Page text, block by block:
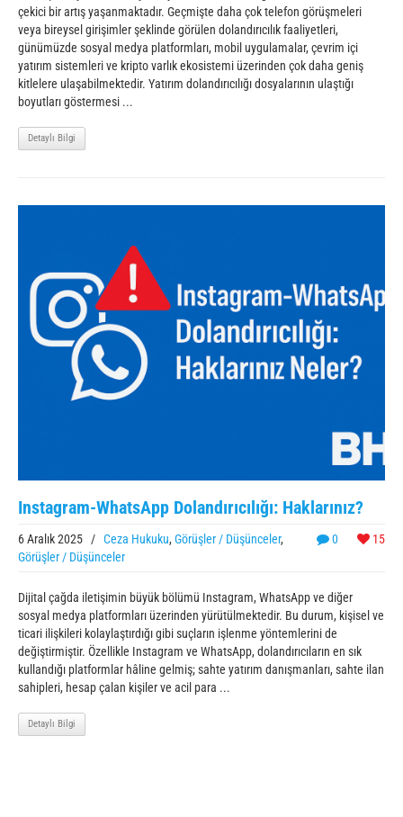
çekici bir artış yaşanmaktadır. Geçmişte daha çok telefon görüşmeleri
veya bireysel girişimler şeklinde görülen dolandırıcılık faaliyetleri,
günümüzde sosyal medya platformları, mobil uygulamalar, çevrim içi
yatırım sistemleri ve kripto varlık ekosistemi üzerinden çok daha geniş
kitlelere ulaşabilmektedir. Yatırım dolandırıcılığı dosyalarının ulaştığı
boyutları göstermesi ...
Detaylı Bilgi
Instagram-WhatsApp Dolandırıcılığı: Haklarınız?
0 15
6 Aralık 2025 / Ceza Hukuku, Görüşler / Düşünceler,
Görüşler / Düşünceler
Dijital çağda iletişimin büyük bölümü Instagram, WhatsApp ve diğer
sosyal medya platformları üzerinden yürütülmektedir. Bu durum, kişisel ve
ticari ilişkileri kolaylaştırdığı gibi suçların işlenme yöntemlerini de
değiştirmiştir. Özellikle Instagram ve WhatsApp, dolandırıcıların en sık
kullandığı platformlar hâline gelmiş; sahte yatırım danışmanları, sahte ilan
sahipleri, hesap çalan kişiler ve acil para ...
Detaylı Bilgi